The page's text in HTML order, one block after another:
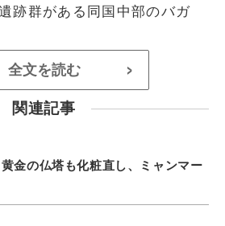
跡群がある同国中部のバガ
全文を読む >
関連記事
黄金の仏塔も化粧直し、ミャンマー